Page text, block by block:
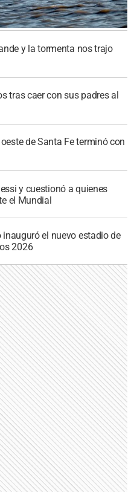
y la tormenta nos trajo
tras caer con sus padres al
de Santa Fe terminó con
y cuestionó a quienes
el Mundial
el nuevo estadio de
2026